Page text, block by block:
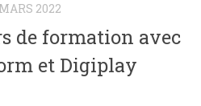
2022
de formation avec
et Digiplay